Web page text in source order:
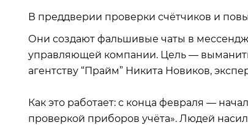
В преддверии проверки счётчиков и
Они создают фальшивые чаты в
управляющей компании. Цель —
агентству “Прайм” Никита Новиков,
Как это работает: с конца февраля —
проверкой приборов учёта». Людей